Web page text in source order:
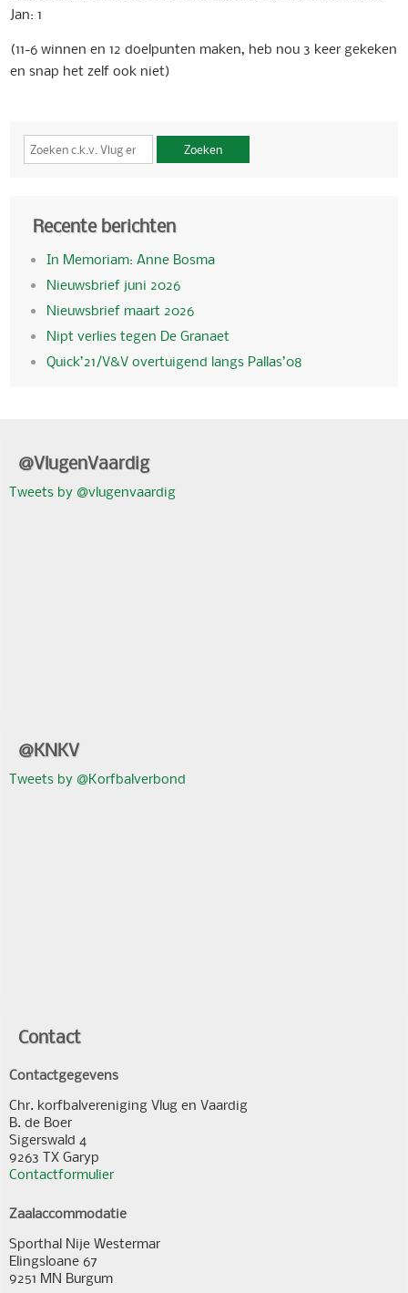
Jan: 1
(11-6 winnen en 12 doelpunten maken, heb nou 3 keer gekeken
en snap het zelf ook niet)
Zoeken
Recente berichten
In Memoriam: Anne Bosma
Nieuwsbrief juni 2026
Nieuwsbrief maart 2026
Nipt verlies tegen De Granaet
Quick’21/V&V overtuigend langs Pallas’08
@VlugenVaardig
Tweets by @vlugenvaardig
@KNKV
Tweets by @Korfbalverbond
Contact
Contactgegevens
Chr. korfbalvereniging Vlug en Vaardig
B. de Boer
Sigerswald 4
9263 TX Garyp
Contactformulier
Zaalaccommodatie
Sporthal Nije Westermar
Elingsloane 67
9251 MN Burgum